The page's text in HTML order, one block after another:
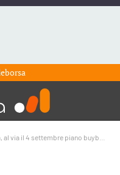
via il 4 settembre piano buyback azionario